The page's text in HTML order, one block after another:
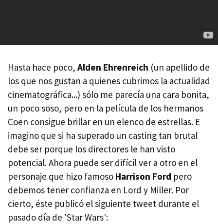
Hasta hace poco, Alden Ehrenreich (un apellido de
los que nos gustan a quienes cubrimos la actualidad
cinematográfica...) sólo me parecía una cara bonita,
un poco soso, pero en la película de los hermanos
Coen consigue brillar en un elenco de estrellas. E
imagino que si ha superado un casting tan brutal
debe ser porque los directores le han visto
potencial. Ahora puede ser difícil ver a otro en el
personaje que hizo famoso Harrison Ford pero
debemos tener confianza en Lord y Miller. Por
cierto, éste publicó el siguiente tweet durante el
pasado día de 'Star Wars':